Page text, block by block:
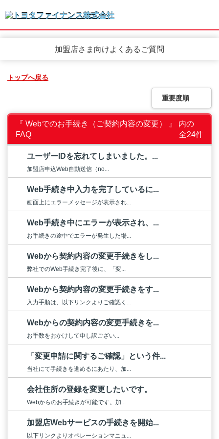
加盟店さま向けよくあるご質問
トップへ戻る
重要度順
『 Webでのお手続き（ご契約内容の変更） 』 内の
FAQ
全24件
ユーザーIDを忘れてしまいました。...
加盟店申込Web自動送信（no...
Web手続き中入力を完了しているに...
画面上にエラーメッセージが表示され...
Web手続き中にエラーが表示され、...
お手続きの途中でエラーが発生した場...
Webから契約内容の変更手続きをし...
弊社でのWeb手続き完了後に、「変...
Webから契約内容の変更手続きをす...
入力手順は、以下リンクよりご確認く...
Webからの契約内容の変更手続きを...
お手数をおかけして申し訳ござい...
「変更申請に関するご確認」という件...
当社にて手続きを進めるにあたり、加...
会社住所の登録を変更したいです。
Webからのお手続きが可能です。加...
加盟店Webサービスの手続きを開始...
以下リンクよりオペレーションマニュ...